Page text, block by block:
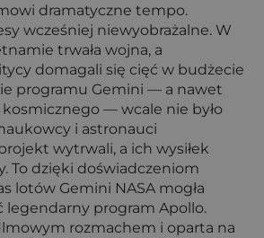
dramatyczne tempo.
wcześniej niewyobrażalne. W
trwała wojna, a
domagali się cięć w budżecie
programu Gemini — a nawet
kosmicznego — wcale nie było
i astronauci
wytrwali, a ich wysiłek
To dzięki doświadczeniom
lotów Gemini NASA mogła
legendarny program Apollo.
rozmachem i oparta na